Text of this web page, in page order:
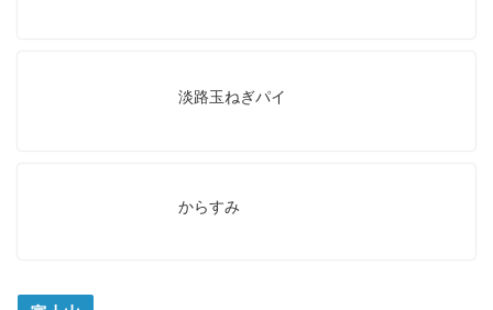
淡路玉ねぎパイ
からすみ